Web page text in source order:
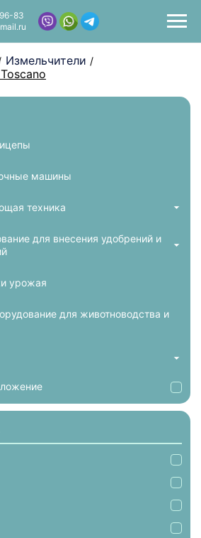
83
Измельчители /
машины
техника
для внесения удобрений и
урожая
для животноводства и